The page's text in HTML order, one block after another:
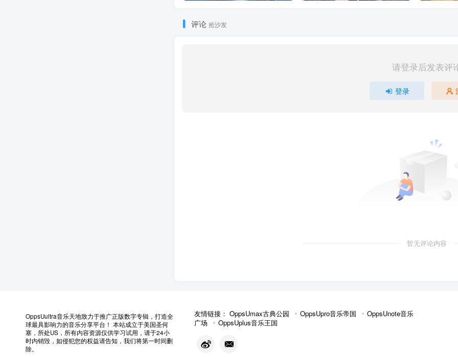
评论 抢沙发
请登录后发表评
登录
暂无评论内容
OppsUultra音乐天地致力于推广正版数字专辑，打造全
球最具影响力的音乐分享平台！ 本站成立于美国圣何
塞，所处US，所有内容资源仅供学习试用，请于24小
时内销毁，如侵犯您的权益请告知，我们将第一时间删
除。
友情链接： OppsUmax古典公园 OppsUpro音乐帝国
OppsUnote音乐
广场
OppsUplus音乐王国